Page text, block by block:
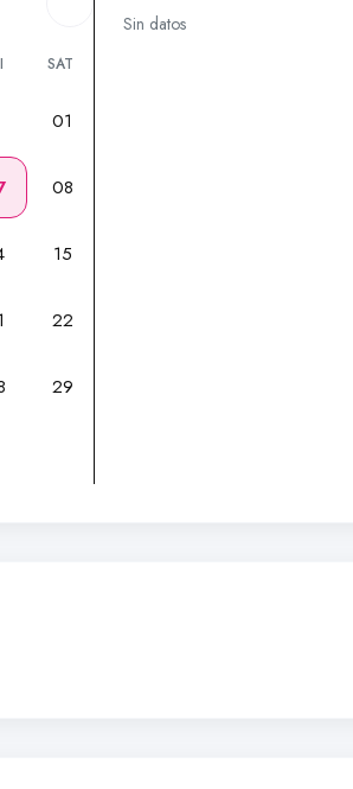
SAT
01
08
15
22
29
Sin datos